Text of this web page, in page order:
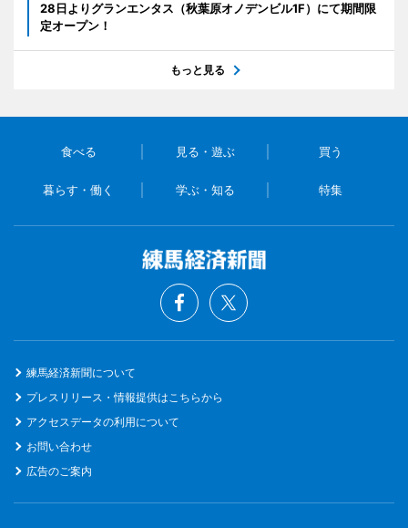
28日よりグランエンタス（秋葉原オノデンビル1F）にて期間限
定オープン！
もっと見る
食べる 見る・遊ぶ 買う
暮らす・働く 学ぶ・知る 特集
練馬経済新聞について
プレスリリース・情報提供はこちらから
アクセスデータの利用について
お問い合わせ
広告のご案内